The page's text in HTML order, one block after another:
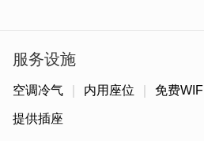
服务设施
空调冷气 内用座位 免费WIFI
提供插座